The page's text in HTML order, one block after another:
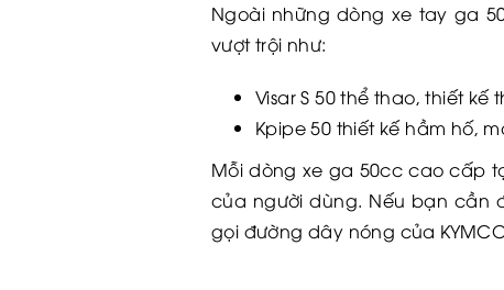
Ngoài những dòng xe tay ga
vượt trội như:
Visar S 50 thể thao, thiết
Kpipe 50 thiết kế hầm hố,
Mỗi dòng xe ga 50cc cao cấp
của người dùng. Nếu bạn cần
gọi đường dây nóng của